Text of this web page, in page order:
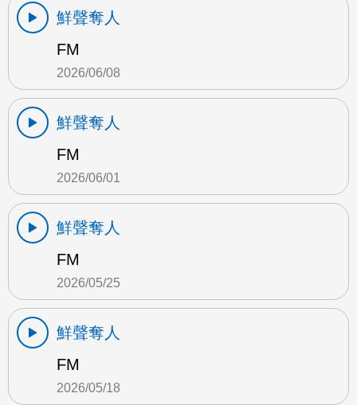
鮮聲奪人
FM
2026/06/08
鮮聲奪人
FM
2026/06/01
鮮聲奪人
FM
2026/05/25
鮮聲奪人
FM
2026/05/18